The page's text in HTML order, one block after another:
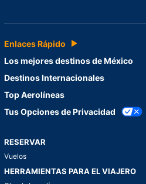
Enlaces Rápido
Los mejores destinos de México
Destinos Internacionales
Top Aerolíneas
Tus Opciones de Privacidad
RESERVAR
Vuelos
HERRAMIENTAS PARA EL VIAJERO